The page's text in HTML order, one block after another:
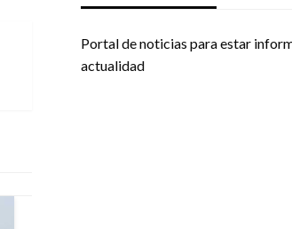
Portal de noticias para estar
actualidad